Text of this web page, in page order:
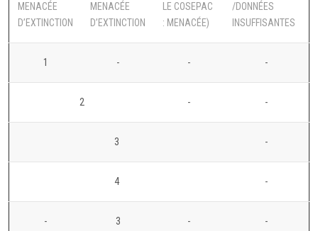
MENACÉE
D’EXTINCTION
MENACÉE
D’EXTINCTION
LE COSEPAC
: MENACÉE)
/DONNÉES
INSUFFISANTES
1 - - -
2 - -
3 -
4 -
- 3 - -